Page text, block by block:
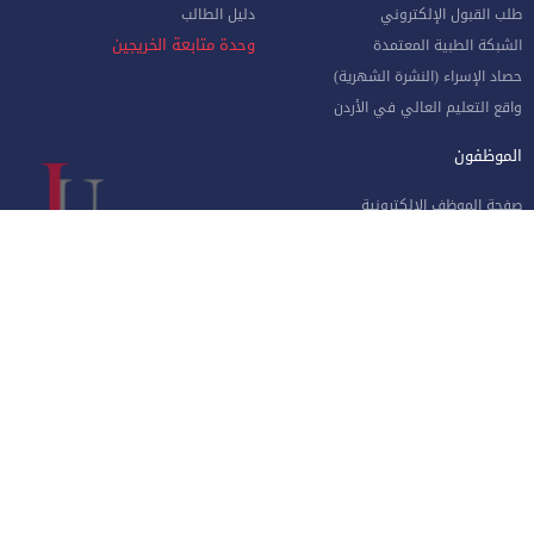
طلب القبول الإلكتروني
الشبكة الطبية المعتمدة
حصاد الإسراء (النشرة الشهرية)
واقع التعليم العالي في الأردن
دليل الطالب
وحدة متابعة الخريجين
الموظفون
صفحة الموظف الإلكترونية